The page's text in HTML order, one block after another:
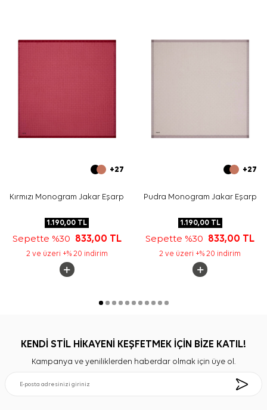
Yıkama ve bakım için ürün etiketindeki talimatları
Deseni görselde nasıl görünür?
+27
Kırmızı Monogram Jakar Eşarp
1.190,00 TL
Sepette %30 833,00 TL
2 ve üzeri +% 20 indirim
+27
Pudra Monogram Jakar Eşarp
1.190,00TL
Sepette %30 833,00 TL
2 ve üzeri +% 20 indirim
KENDİ STİL HİKAYENİ KEŞFETMEK İÇİN BİZE KATIL!
Kampanya ve yeniliklerden haberdar olmak için üye ol.